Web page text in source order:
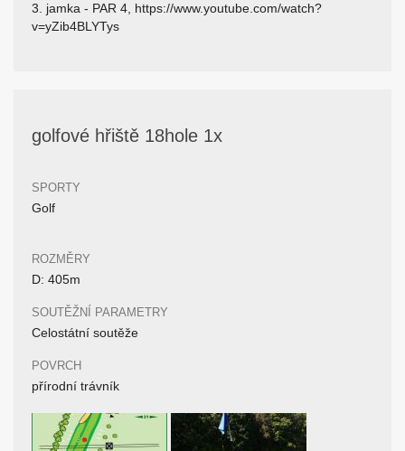
3. jamka - PAR 4, https://www.youtube.com/watch?
v=yZib4BLYTys
golfové hřiště 18hole 1x
SPORTY
Golf
ROZMĚRY
D: 405m
SOUTĚŽNÍ PARAMETRY
Celostátní soutěže
POVRCH
přírodní trávník